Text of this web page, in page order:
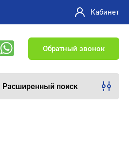
Кабинет
Обратный звонок
Расширенный поиск